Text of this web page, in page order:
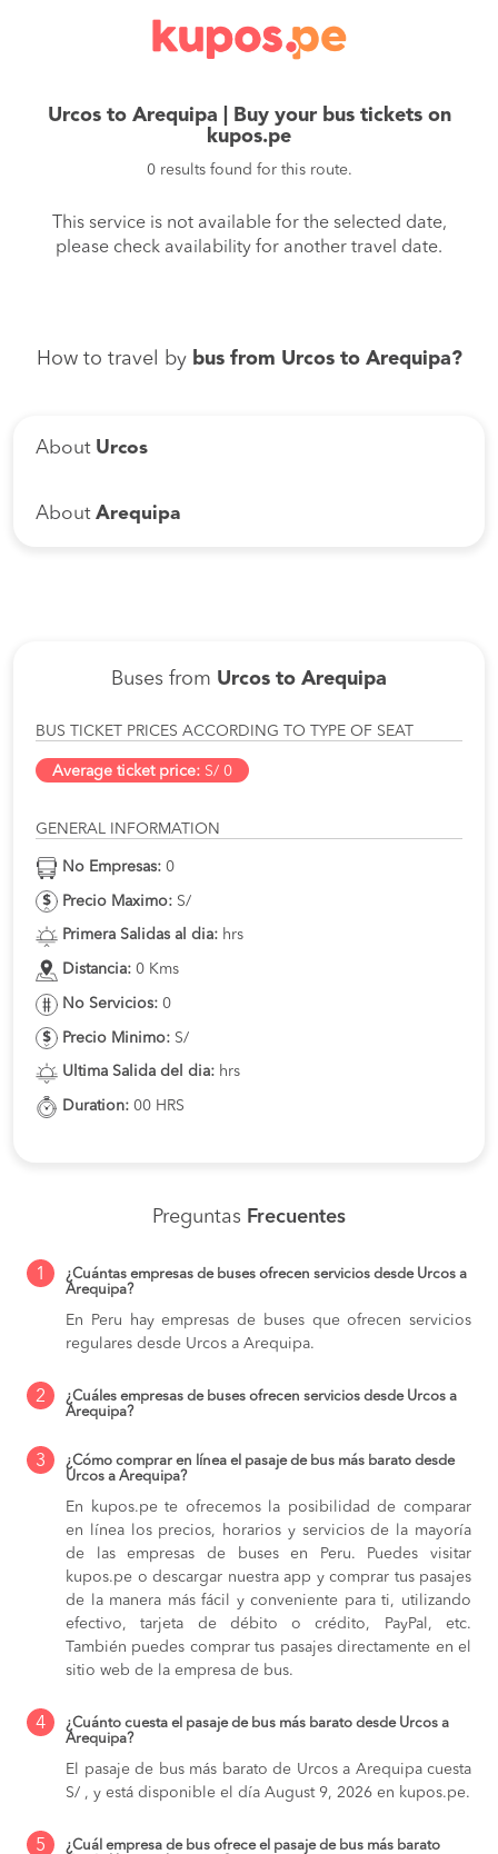
Urcos to Arequipa | Buy your bus tickets on
kupos.pe
0 results found for this route.
This service is not available for the selected date,
please check availability for another travel date.
How to travel by bus from Urcos to Arequipa?
About Urcos
About Arequipa
Buses from Urcos to Arequipa
BUS TICKET PRICES ACCORDING TO TYPE OF SEAT
Average ticket price: S/ 0
GENERAL INFORMATION
No Empresas: 0
Precio Maximo: S/
Primera Salidas al dia: hrs
Distancia: 0 Kms
No Servicios: 0
Precio Minimo: S/
Ultima Salida del dia: hrs
Duration: 00 HRS
Preguntas Frecuentes
1
¿Cuántas empresas de buses ofrecen servicios desde Urcos a
Arequipa?
En Peru hay empresas de buses que ofrecen servicios
regulares desde Urcos a Arequipa.
2
¿Cuáles empresas de buses ofrecen servicios desde Urcos a
Arequipa?
3
¿Cómo comprar en línea el pasaje de bus más barato desde
Urcos a Arequipa?
En kupos.pe te ofrecemos la posibilidad de comparar
en línea los precios, horarios y servicios de la mayoría
de las empresas de buses en Peru. Puedes visitar
kupos.pe o descargar nuestra app y comprar tus pasajes
de la manera más fácil y conveniente para ti, utilizando
efectivo, tarjeta de débito o crédito, PayPal, etc.
También puedes comprar tus pasajes directamente en el
sitio web de la empresa de bus.
4
¿Cuánto cuesta el pasaje de bus más barato desde Urcos a
Arequipa?
El pasaje de bus más barato de Urcos a Arequipa cuesta
S/ , y está disponible el día August 9, 2026 en kupos.pe.
5
¿Cuál empresa de bus ofrece el pasaje de bus más barato